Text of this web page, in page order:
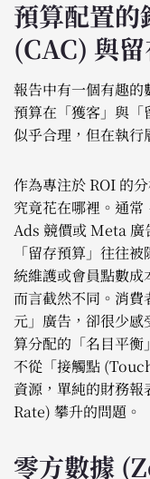
預算配置的
(CAC) 與
報告中有一個有趣的
預算在「獲客」與「
似乎合理，但在執行
作為專注於 ROI 的
究竟花在哪裡。通
Ads 競價或 Meta 廣
「留存預算」往往
統維護或會員點數
而言截然不同。消費
元」廣告，卻很少
算分配的「名目平
不從「接觸點
資源，單純的財務
Rate) 攀升的問題。
零方數據